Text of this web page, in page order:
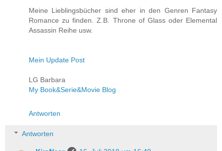
Meine Lieblingsbücher sind eher in den Genren Fantasy
Romance zu finden. Z.B. Throne of Glass oder Elemental
Assassin Reihe usw.
Mein Update Post
LG Barbara
My Book&Serie&Movie Blog
Antworten
Antworten